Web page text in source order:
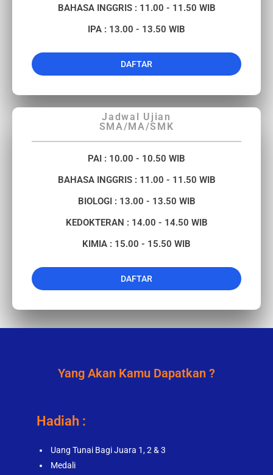
BAHASA INGGRIS : 11.00 - 11.50 WIB
IPA : 13.00 - 13.50 WIB
DAFTAR
Jadwal Ujian
SMA/MA/SMK
PAI : 10.00 - 10.50 WIB
BAHASA INGGRIS : 11.00 - 11.50 WIB
BIOLOGI : 13.00 - 13.50 WIB
KEDOKTERAN : 14.00 - 14.50 WIB
KIMIA : 15.00 - 15.50 WIB
DAFTAR
Yang Akan Kamu Dapatkan ?
Hadiah :
Uang Tunai Bagi Juara 1, 2 & 3
Medali